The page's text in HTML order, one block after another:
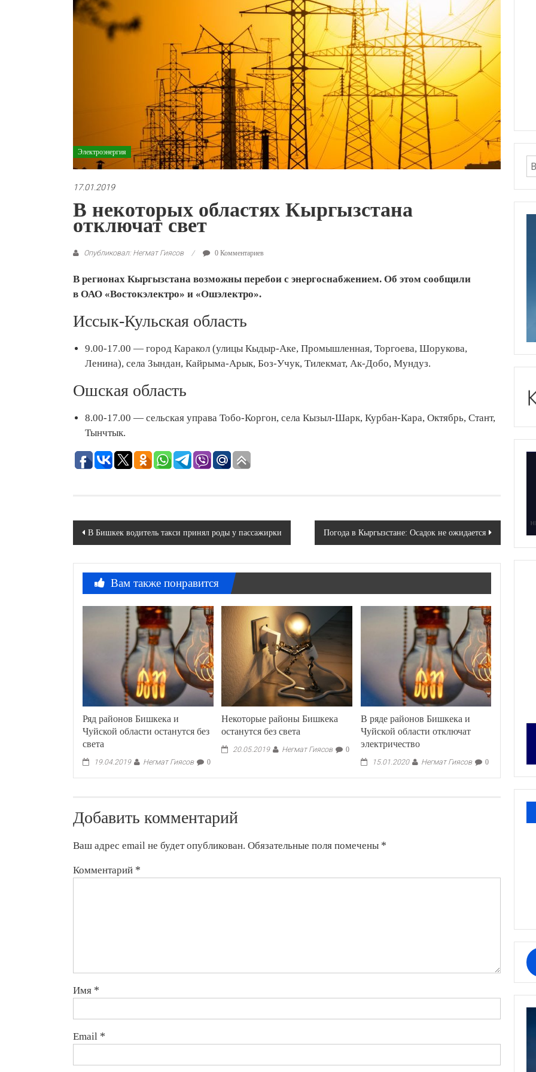
Электроэнергия
17.01.2019
В некоторых областях Кыргызстана
отключат свет
Опубликовал: Негмат Гиясов 0 Комментариев
В регионах Кыргызстана возможны перебои с энергоснабжением. Об этом сообщили
в ОАО «Востокэлектро» и «Ошэлектро».
Иссык-Кульская область
9.00-17.00 — город Каракол (улицы Кыдыр-Аке, Промышленная, Торгоева, Шорукова,
Ленина), села Зындан, Кайрыма-Арык, Боз-Учук, Тилекмат, Ак-Добо, Мундуз.
Ошская область
8.00-17.00 — сельская управа Тобо-Коргон, села Кызыл-Шарк, Курбан-Кара, Октябрь, Стант,
Тынчтык.
Навигация
записям
В Бишкек водитель такси принял роды у пассажирки Погода в Кыргызстане: Осадок не ожидается
Вам также понравится
Ряд районов Бишкека и
Чуйской области останутся без
света
19.04.2019 Негмат Гиясов 0
Некоторые районы Бишкека
останутся без света
20.05.2019 Негмат Гиясов 0
В ряде районов Бишкека и
Чуйской области отключат
электричество
15.01.2020 Негмат Гиясов 0
Добавить комментарий
Ваш адрес email не будет опубликован. Обязательные поля помечены *
Комментарий *
Имя *
Email *